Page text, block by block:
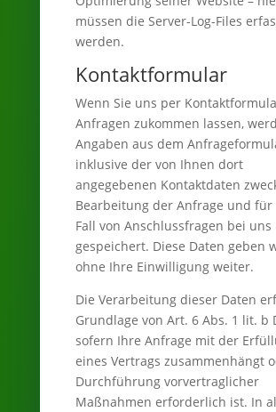
müssen die Server-Log-Files
werden.
Kontaktformular
Wenn Sie uns per
Anfragen zukommen lassen,
Angaben aus dem
inklusive der von Ihnen dort
angegebenen Kontaktdaten
Bearbeitung der Anfrage und für
Fall von Anschlussfragen bei uns
gespeichert. Diese Daten geben
ohne Ihre Einwilligung weiter.
Die Verarbeitung dieser Daten
Grundlage von Art. 6 Abs. 1 lit. b
sofern Ihre Anfrage mit der
eines Vertrags zusammenhängt
Durchführung vorvertraglicher
Maßnahmen erforderlich ist. In